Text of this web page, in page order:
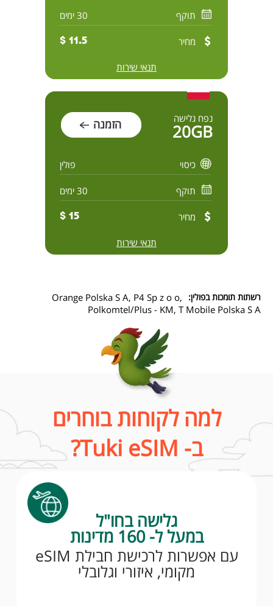
תוקף 30 ימים
מחיר 11.5 $
תנאי שירות
נפח גלישה
20GB הזמנה
כיסוי פולין
תוקף 30 ימים
מחיר 15 $
תנאי שירות
רשתות תומכות בפולין:
Orange Polska S A, P4 Sp z o o,
Polkomtel/Plus - KM, T Mobile Polska S A
למה לקוחות בוחרים
ב- Tuki eSIM?
גלישה בחו"ל
במעל ל- 160 מדינות
עם אפשרות לרכישת חבילת eSIM
מקומי, איזורי וגלובלי